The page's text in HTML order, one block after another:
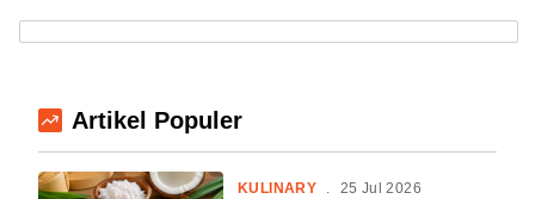
Artikel Populer
KULINARY . 25 Jul 2026